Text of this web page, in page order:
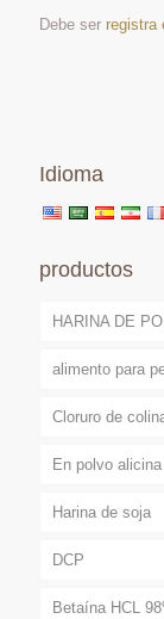
Debe ser registra
Idioma
productos
HARINA DE
alimento para
Cloruro de
En polvo alicina
Harina de soja
DCP
Betaína HCL